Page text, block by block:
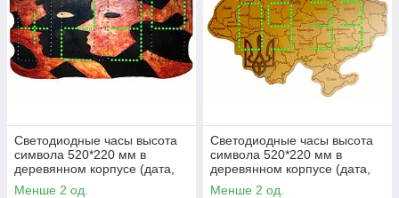
Светодиодные часы высота
символа 520*220 мм в
деревянном корпусе (дата,
время, температура)
Менше 2 од.
Светодиодные часы высота
символа 520*220 мм в
деревянном корпусе (дата,
время, температура)
Менше 2 од.